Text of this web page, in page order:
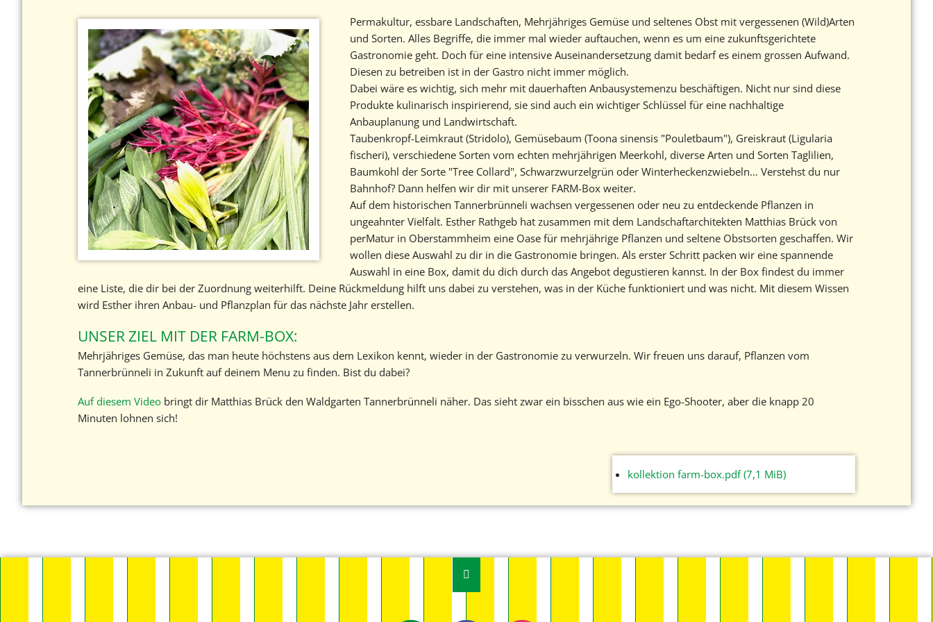
Geschichte
Kontakt
Marktbericht abonnieren
Permakultur, essbare Landschaften, Mehrjähriges Gemüse und seltenes Obst mit vergessenen (Wild)Arten
und Sorten. Alles Begriffe, die immer mal wieder auftauchen, wenn es um eine zukunftsgerichtete
Gastronomie geht. Doch für eine intensive Auseinandersetzung damit bedarf es einem grossen Aufwand.
Diesen zu betreiben ist in der Gastro nicht immer möglich.
Dabei wäre es wichtig, sich mehr mit dauerhaften Anbausystemenzu beschäftigen. Nicht nur sind diese
Produkte kulinarisch inspirierend, sie sind auch ein wichtiger Schlüssel für eine nachhaltige
Anbauplanung und Landwirtschaft.
Taubenkropf-Leimkraut (Stridolo), Gemüsebaum (Toona sinensis "Pouletbaum"), Greiskraut (Ligularia
fischeri), verschiedene Sorten vom echten mehrjährigen Meerkohl, diverse Arten und Sorten Taglilien,
Baumkohl der Sorte "Tree Collard", Schwarzwurzelgrün oder Winterheckenzwiebeln… Verstehst du nur
Bahnhof? Dann helfen wir dir mit unserer FARM-Box weiter.
Auf dem historischen Tannerbrünneli wachsen vergessenen oder neu zu entdeckende Pflanzen in
ungeahnter Vielfalt. Esther Rathgeb hat zusammen mit dem Landschaftarchitekten Matthias Brück von
perMatur in Oberstammheim eine Oase für mehrjährige Pflanzen und seltene Obstsorten geschaffen. Wir
wollen diese Auswahl zu dir in die Gastronomie bringen. Als erster Schritt packen wir eine spannende
Auswahl in eine Box, damit du dich durch das Angebot degustieren kannst. In der Box findest du immer
eine Liste, die dir bei der Zuordnung weiterhilft. Deine Rückmeldung hilft uns dabei zu verstehen, was in der Küche funktioniert und was nicht. Mit diesem Wissen
wird Esther ihren Anbau- und Pflanzplan für das nächste Jahr erstellen.
UNSER ZIEL MIT DER FARM-BOX:
Mehrjähriges Gemüse, das man heute höchstens aus dem Lexikon kennt, wieder in der Gastronomie zu verwurzeln. Wir freuen uns darauf, Pflanzen vom
Tannerbrünneli in Zukunft auf deinem Menu zu finden. Bist du dabei?
Auf diesem Video bringt dir Matthias Brück den Waldgarten Tannerbrünneli näher. Das sieht zwar ein bisschen aus wie ein Ego-Shooter, aber die knapp 20
Minuten lohnen sich!
kollektion farm-box.pdf(7,1 MiB)